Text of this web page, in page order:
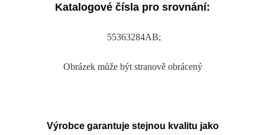
Katalogové čísla pro srovnání:
55363284AB;
Obrázek může být stranově obrácený
Výrobce garantuje stejnou kvalitu jako